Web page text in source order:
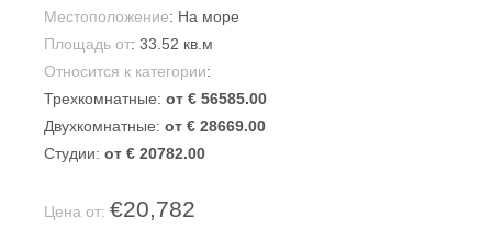
Местоположение: На море
Площадь от: 33.52 кв.м
Относится к категории:
Трехкомнатные: от € 56585.00
Двухкомнатные: от € 28669.00
Студии: от € 20782.00
Цена от: €20,782